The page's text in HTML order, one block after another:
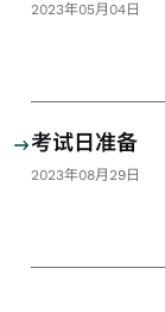
2023年05月04日
考试日准备
2023年08月29日